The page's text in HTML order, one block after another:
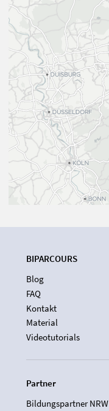
BIPARCOURS
Blog
FAQ
Kontakt
Material
Videotutorials
Partner
Bildungspartner NRW